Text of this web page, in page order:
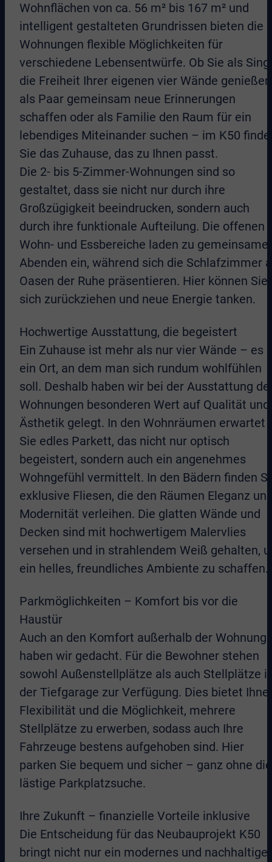
Wohnflächen von ca. 56 m² bis 167 m² und
intelligent gestalteten Grundrissen bieten die
Wohnungen flexible Möglichkeiten für
verschiedene Lebensentwürfe. Ob Sie als
die Freiheit Ihrer eigenen vier Wände
als Paar gemeinsam neue Erinnerungen
schaffen oder als Familie den Raum für ein
lebendiges Miteinander suchen – im K50
Sie das Zuhause, das zu Ihnen passt.
Die 2- bis 5-Zimmer-Wohnungen sind so
gestaltet, dass sie nicht nur durch ihre
Großzügigkeit beeindrucken, sondern auch
durch ihre funktionale Aufteilung. Die offenen
Wohn- und Essbereiche laden zu
Abenden ein, während sich die Schlafzimmer
Oasen der Ruhe präsentieren. Hier können Sie
sich zurückziehen und neue Energie tanken.
Hochwertige Ausstattung, die begeistert
Ein Zuhause ist mehr als nur vier Wände – es
ein Ort, an dem man sich rundum wohlfühlen
soll. Deshalb haben wir bei der Ausstattung
Wohnungen besonderen Wert auf Qualität und
Ästhetik gelegt. In den Wohnräumen erwartet
Sie edles Parkett, das nicht nur optisch
begeistert, sondern auch ein angenehmes
Wohngefühl vermittelt. In den Bädern finden
exklusive Fliesen, die den Räumen Eleganz
Modernität verleihen. Die glatten Wände und
Decken sind mit hochwertigem Malervlies
versehen und in strahlendem Weiß gehalten,
ein helles, freundliches Ambiente zu schaffen.
Parkmöglichkeiten – Komfort bis vor die
Haustür
Auch an den Komfort außerhalb der Wohnung
haben wir gedacht. Für die Bewohner stehen
sowohl Außenstellplätze als auch Stellplätze
der Tiefgarage zur Verfügung. Dies bietet
Flexibilität und die Möglichkeit, mehrere
Stellplätze zu erwerben, sodass auch Ihre
Fahrzeuge bestens aufgehoben sind. Hier
parken Sie bequem und sicher – ganz ohne die
lästige Parkplatzsuche.
Ihre Zukunft – finanzielle Vorteile inklusive
Die Entscheidung für das Neubauprojekt K50
bringt nicht nur ein modernes und